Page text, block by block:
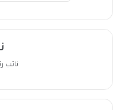
نائب